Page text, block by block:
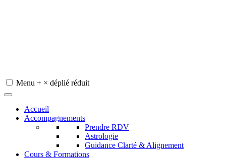
Menu + × déplié réduit
Accueil
Accompagnements
Prendre RDV
Astrologie
Guidance Clarté & Alignement
Cours & Formations